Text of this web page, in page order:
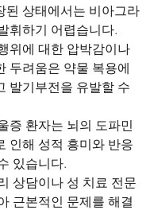
된 상태에서는 비아그라
휘하기 어렵습니다.
위에 대한 압박감이나
두려움은 약물 복용에
발기부전을 유발할 수
증 환자는 뇌의 도파민
인해 성적 흥미와 반응
있습니다.
상담이나 성 치료 전문
근본적인 문제를 해결